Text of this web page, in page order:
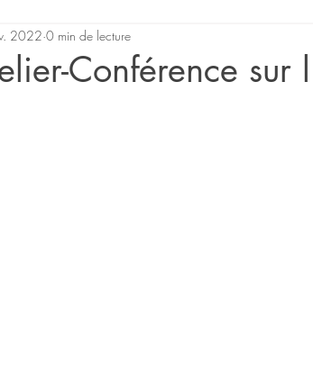
Conférence sur
2022 0 min de lecture